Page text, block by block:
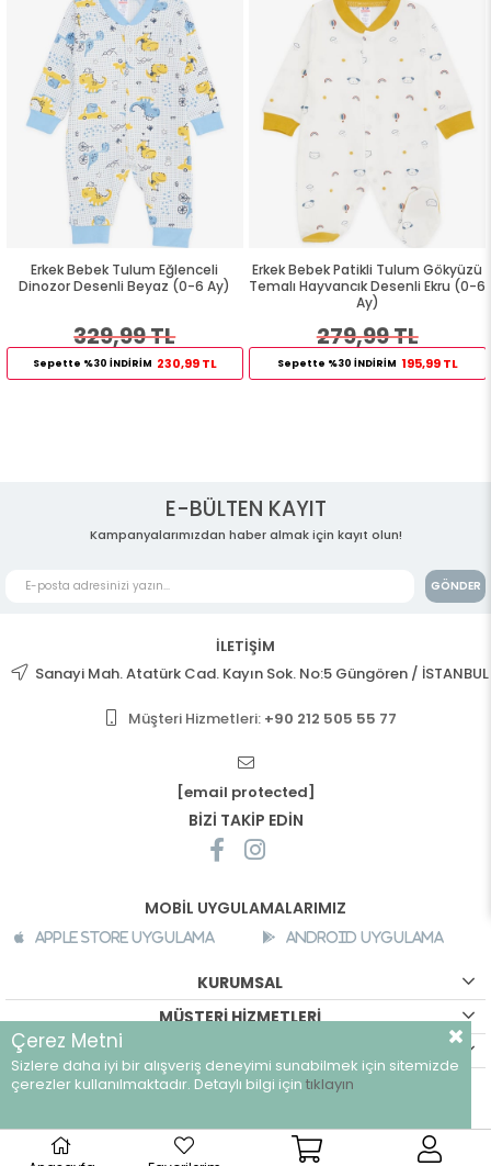
Erkek Bebek Tulum Eğlenceli
Dinozor Desenli Beyaz (0-6 Ay)
329,99 TL
Sepette %30 İNDİRİM 230,99 TL
Erkek Bebek Patikli Tulum Gökyüzü
Temalı Hayvancık Desenli Ekru (0-6
Ay)
279,99 TL
Sepette %30 İNDİRİM 195,99 TL
E-BÜLTEN KAYIT
Kampanyalarımızdan haber almak için kayıt olun!
GÖNDER
İLETİŞİM
Sanayi Mah. Atatürk Cad. Kayın Sok. No:5 Güngören / İSTANBUL
Müşteri Hizmetleri: +90 212 505 55 77
[email protected]
BİZİ TAKİP EDİN
MOBİL UYGULAMALARIMIZ
Apple Store Uygulama Android Uygulama
KURUMSAL
MÜŞTERİ HİZMETLERİ
©breeze.com.tr - Tüm hakları saklıdır.
Çerez Metni
Sizlere daha iyi bir alışveriş deneyimi sunabilmek için sitemizde
çerezler kullanılmaktadır. Detaylı bilgi için tıklayın